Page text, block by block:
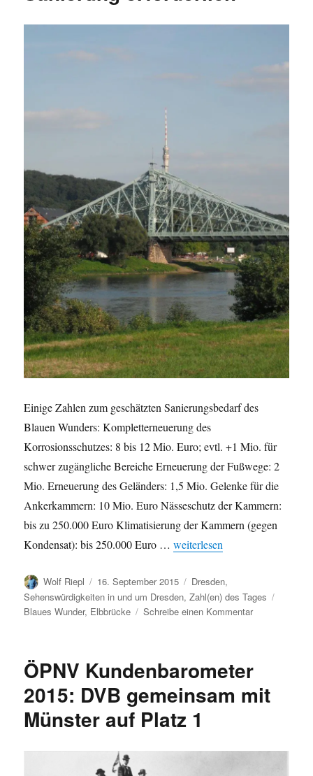
Einige Zahlen zum geschätzten Sanierungsbedarf des
Blauen Wunders: Kompletterneuerung des
Korrosionsschutzes: 8 bis 12 Mio. Euro; evtl. +1 Mio. für
schwer zugängliche Bereiche Erneuerung der Fußwege: 2
Mio. Erneuerung des Geländers: 1,5 Mio. Gelenke für die
Ankerkammern: 10 Mio. Euro Nässeschutz der Kammern:
bis zu 250.000 Euro Klimatisierung der Kammern (gegen
Kondensat): bis 250.000 Euro …„Blaues Wunder: Teure
weiterlesen
Autor
Wolf Riepl
Veröffentlicht
am
16. September 2015 Kategorien
Dresden,
Sehenswürdigkeiten in und um Dresden,Zahl(en) des Tages
Blaues Wunder, Elbbrücke Schreibe einen Kommentarzu
Sanierung
ÖPNV Kundenbarometer
2015: DVB gemeinsam mit
Münster auf Platz 1